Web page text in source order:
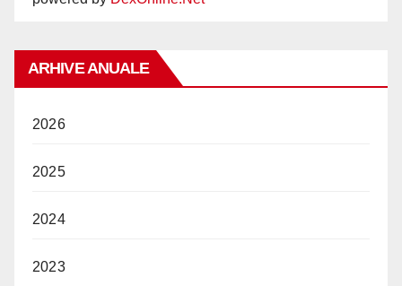
ARHIVE ANUALE
2026
2025
2024
2023